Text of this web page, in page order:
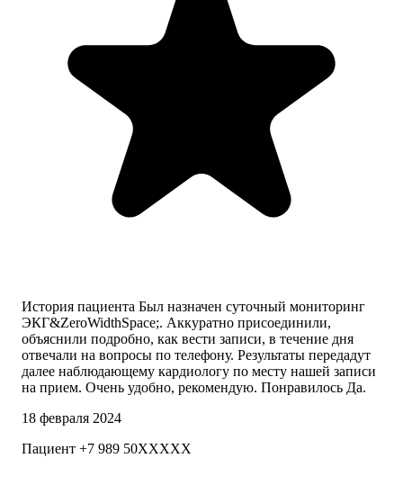
История пациента Был назначен суточный мониторинг
ЭКГ&ZeroWidthSpace;. Аккуратно присоединили,
объяснили подробно, как вести записи, в течение дня
отвечали на вопросы по телефону. Результаты передадут
далее наблюдающему кардиологу по месту нашей записи
на прием. Очень удобно, рекомендую. Понравилось Да.
18 февраля 2024
Пациент +7 989 50XXXXX